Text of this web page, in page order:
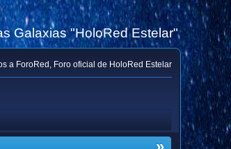
Galaxias "HoloRed Estelar"
a ForoRed, Foro oficial de HoloRed Estelar